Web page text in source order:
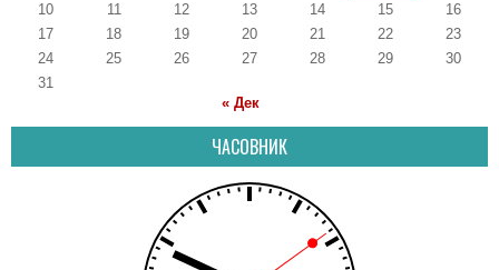
10
11 12 13 14 15
16
17
18 19 20 21 22
23
24
25 26 27 28 29
30
31
« Дек
ЧАСОВНИК